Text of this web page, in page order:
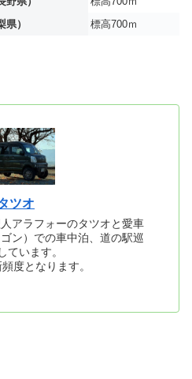
県） 標高700ｍ
ツオ
アラフォーのタツオと愛車
ン）での車中泊、道の駅巡
ています。
度となります。